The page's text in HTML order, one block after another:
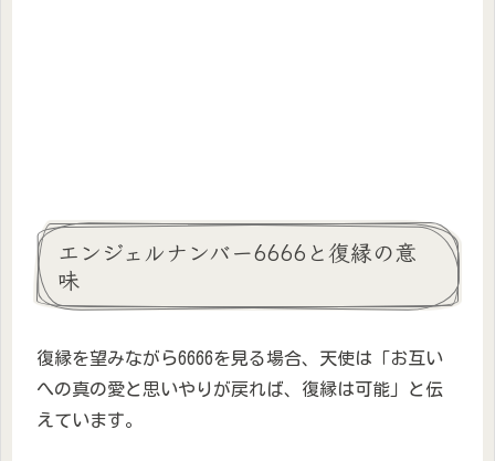
エンジェルナンバー6666と復縁の意
味
復縁を望みながら6666を見る場合、天使は「お互い
への真の愛と思いやりが戻れば、復縁は可能」と伝
えています。